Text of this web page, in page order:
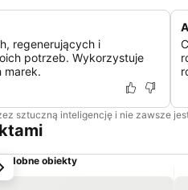
regenerujących i
potrzeb. Wykorzystuje
marek.
sztuczną inteligencję i nie zawsze
obiekty